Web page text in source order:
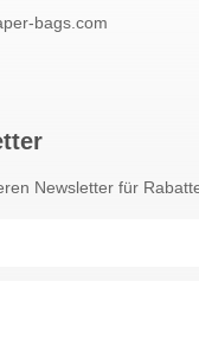
bags.com
Newsletter für